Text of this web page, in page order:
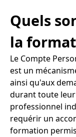
Quels
la
Le Compte
est un
ainsi qu'aux
durant toute
professionnel
requérir un
formation